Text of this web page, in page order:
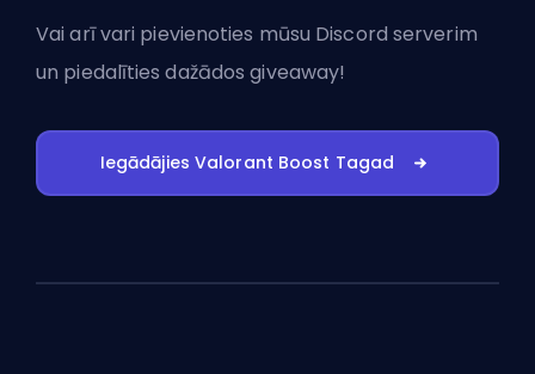
Vai arī vari pievienoties mūsu Discord serverim
un piedalīties dažādos giveaway!
Iegādājies Valorant Boost Tagad